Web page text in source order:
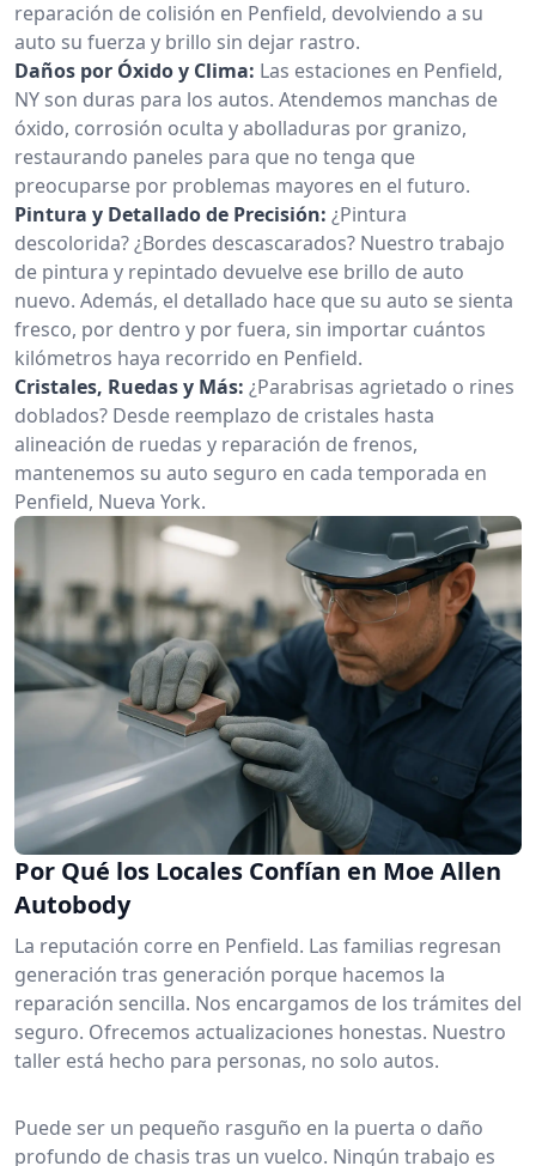
reparación de colisión en Penfield, devolviendo a su
auto su fuerza y brillo sin dejar rastro.
Daños por Óxido y Clima: Las estaciones en Penfield,
NY son duras para los autos. Atendemos manchas de
óxido, corrosión oculta y abolladuras por granizo,
restaurando paneles para que no tenga que
preocuparse por problemas mayores en el futuro.
Pintura y Detallado de Precisión: ¿Pintura
descolorida? ¿Bordes descascarados? Nuestro trabajo
de pintura y repintado devuelve ese brillo de auto
nuevo. Además, el detallado hace que su auto se sienta
fresco, por dentro y por fuera, sin importar cuántos
kilómetros haya recorrido en Penfield.
Cristales, Ruedas y Más: ¿Parabrisas agrietado o rines
doblados? Desde reemplazo de cristales hasta
alineación de ruedas y reparación de frenos,
mantenemos su auto seguro en cada temporada en
Penfield, Nueva York.
Por Qué los Locales Confían en Moe Allen
Autobody
La reputación corre en Penfield. Las familias regresan
generación tras generación porque hacemos la
reparación sencilla. Nos encargamos de los trámites del
seguro. Ofrecemos actualizaciones honestas. Nuestro
taller está hecho para personas, no solo autos.
Puede ser un pequeño rasguño en la puerta o daño
profundo de chasis tras un vuelco. Ningún trabajo es